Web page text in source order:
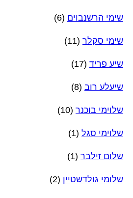
שימי הרשנבוים (6)
שימי סקלר (11)
שיע פריד (17)
שיעלע רוב (8)
שלוימי בוכנר (10)
שלוימי סגל (1)
שלום זילבר (1)
שלומי גולדשטיין (2)